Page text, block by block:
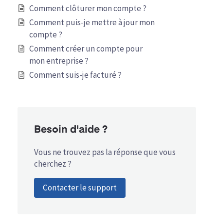
Comment clôturer mon compte ?
Comment puis-je mettre à jour mon
compte ?
Comment créer un compte pour
mon entreprise ?
Comment suis-je facturé ?
Besoin d'aide ?
Vous ne trouvez pas la réponse que vous
cherchez ?
Contacter le support